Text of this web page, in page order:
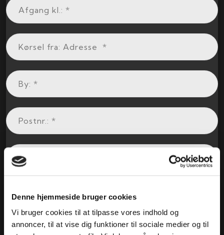
Denne hjemmeside bruger cookies
Vi bruger cookies til at tilpasse vores indhold og
annoncer, til at vise dig funktioner til sociale medier og til